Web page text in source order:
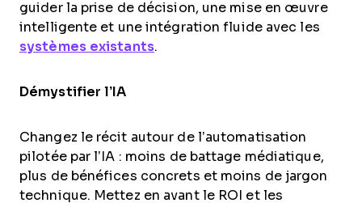
guider la prise de décision, une mise en œuvre
intelligente et une intégration fluide avec les
systèmes existants.
Démystifier l’IA
Changez le récit autour de l’automatisation
pilotée par l’IA : moins de battage médiatique,
plus de bénéfices concrets et moins de jargon
technique. Mettez en avant le ROI et les